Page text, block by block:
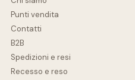
Punti vendita
Contatti
B2B
Spedizioni e resi
Recesso e reso